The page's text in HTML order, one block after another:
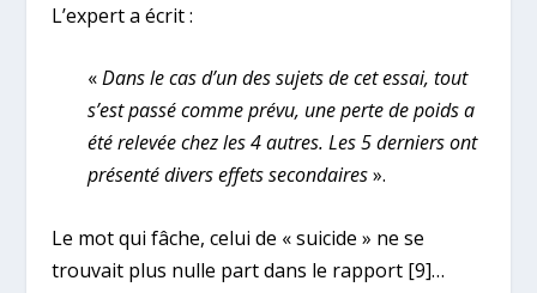
L’expert a écrit :
«Dans le cas d’un des sujets de cet essai, tout
s’est passé comme prévu, une perte de poids a
été relevée chez les 4 autres. Les 5 derniers ont
présenté divers effets secondaires».
Le mot qui fâche, celui de « suicide » ne se
trouvait plus nulle part dans le rapport [9]…